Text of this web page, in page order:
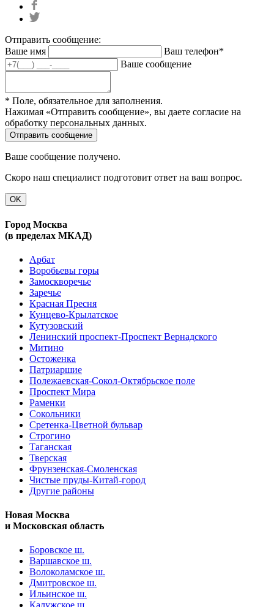
Отправить сообщение:
Ваше имя
Ваш телефон*
Ваше сообщение
* Поле, обязательное для заполнения.
Нажимая «Отправить сообщение», вы даете согласие на
обработку персональных данных.
Ваше сообщение получено.
Скоро наш специалист подготовит ответ на ваш вопрос.
OK
Город Москва
(в пределах МКАД)
Арбат
Воробьевы горы
Замоскворечье
Заречье
Красная Пресня
Кунцево-Крылатское
Кутузовский
Ленинский проспект-Проспект Вернадского
Митино
Остоженка
Патриаршие
Полежаевская-Сокол-Октябрьское поле
Проспект Мира
Раменки
Сокольники
Сретенка-Цветной бульвар
Строгино
Таганская
Тверская
Фрунзенская-Смоленская
Чистые пруды-Китай-город
Другие районы
Новая Москва
и Московская область
Боровское ш.
Варшавское ш.
Волоколамское ш.
Дмитровское ш.
Ильинское ш.